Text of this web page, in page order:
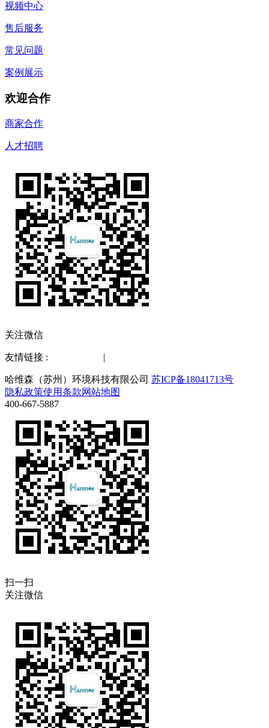
视频中心
售后服务
常见问题
案例展示
欢迎合作
商家合作
人才招聘
关注微信
友情链接 : |
哈维森（苏州）环境科技有限公司 苏ICP备18041713号
隐私政策使用条款网站地图
400-667-5887
扫一扫
关注微信